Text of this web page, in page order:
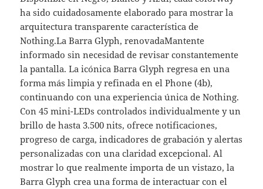
ha sido cuidadosamente elaborado para mostrar la
arquitectura transparente característica de
Nothing.La Barra Glyph, renovadaMantente
informado sin necesidad de revisar constantemente
la pantalla. La icónica Barra Glyph regresa en una
forma más limpia y refinada en el Phone (4b),
continuando con una experiencia única de Nothing.
Con 45 mini-LEDs controlados individualmente y un
brillo de hasta 3.500 nits, ofrece notificaciones,
progreso de carga, indicadores de grabación y alertas
personalizadas con una claridad excepcional. Al
mostrar lo que realmente importa de un vistazo, la
Barra Glyph crea una forma de interactuar con el